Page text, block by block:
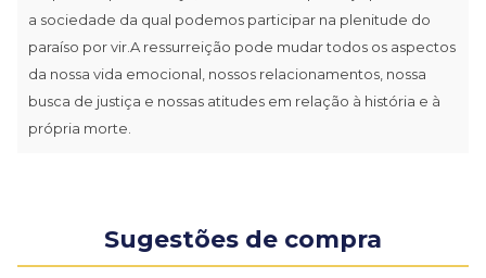
a sociedade da qual podemos participar na plenitude do
paraíso por vir.A ressurreição pode mudar todos os aspectos
da nossa vida emocional, nossos relacionamentos, nossa
busca de justiça e nossas atitudes em relação à história e à
própria morte.
Sugestões de compra